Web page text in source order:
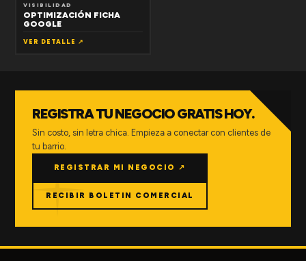
VISIBILIDAD
OPTIMIZACIÓN FICHA
GOOGLE
VER DETALLE ↗
REGISTRA TU NEGOCIO GRATIS HOY.
Sin costo, sin letra chica. Empieza a conectar con clientes de
tu barrio.
REGISTRAR MI NEGOCIO ↗
RECIBIR BOLETIN COMERCIAL